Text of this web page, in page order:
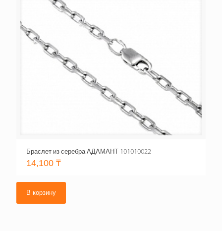
Браслет из серебра АДАМАНТ 101010022
14,100 ₸
В корзину